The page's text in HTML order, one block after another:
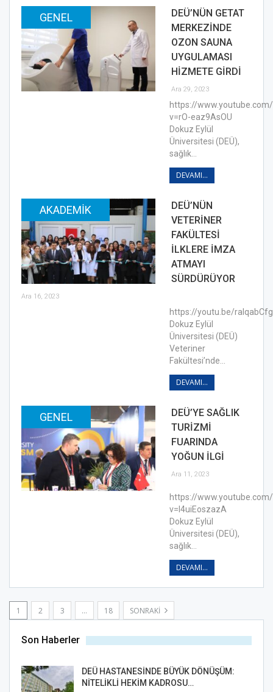
GENEL
DEÜ’NÜN GETAT
MERKEZİNDE
OZON SAUNA
UYGULAMASI
HİZMETE GİRDİ
Ara 29, 2023
https://
v=rO-eaz9AsOU
Dokuz Eylül
Üniversitesi (DEÜ),
sağlık…
DEVAMI...
AKADEMIK
DEÜ’NÜN
VETERİNER
FAKÜLTESİ
İLKLERE İMZA
ATMAYI
SÜRDÜRÜYOR
Ara 16, 2023
https://youtu.be/
Dokuz Eylül
Üniversitesi (DEÜ)
Veteriner
Fakültesi’nde…
DEVAMI...
GENEL
DEÜ’YE SAĞLIK
TURİZMİ
FUARINDA
YOĞUN İLGİ
Ara 11, 2023
https://
v=I4uiEoszazA
Dokuz Eylül
Üniversitesi (DEÜ),
sağlık…
DEVAMI...
1 2 3 … 18 SONRAKI
Son Haberler
DEÜ HASTANESİNDE BÜYÜK DÖNÜŞÜM:
NİTELİKLİ HEKİM KADROSU…